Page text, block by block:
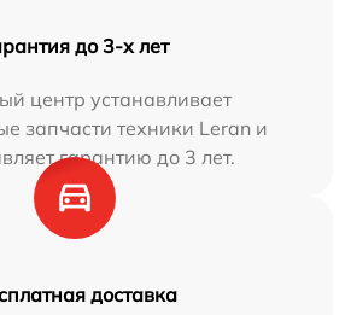
до 3-х лет
центр устанавливает
запчасти техники Leran и
гарантию до 3 лет.
доставка